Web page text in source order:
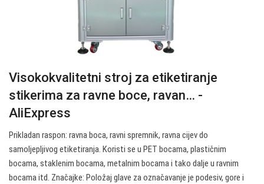
Visokokvalitetni stroj za etiketiranje
stikerima za ravne boce, ravan… -
AliExpress
Prikladan raspon: ravna boca, ravni spremnik, ravna cijev do
samoljepljivog etiketiranja. Koristi se u PET bocama, plastičnim
bocama, staklenim bocama, metalnim bocama i tako dalje u ravnim
bocama itd. Značajke: Položaj glave za označavanje je podesiv, gore i